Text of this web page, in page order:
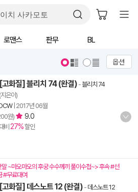
로맨스 판무 BL
옵션
화질] 블리치 74 (완결) -블리치 74
은이)
| 2017년 06월
원) 9.0
비 27%할인
말 ~마오마오의 후궁 수수께끼 풀이수첩~> 후속 #선
#무료대여
화질] 데스노트 12 (완결) - 데스노트 12